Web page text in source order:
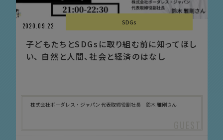
2020.09.22
SDGs
子どもたちとSDGsに取り組む前に知ってほし
い、 自然と人間、社会と経済のはなし
株式会社ボーダレス・ジャパン 代表取締役副社長 鈴木 雅剛さん